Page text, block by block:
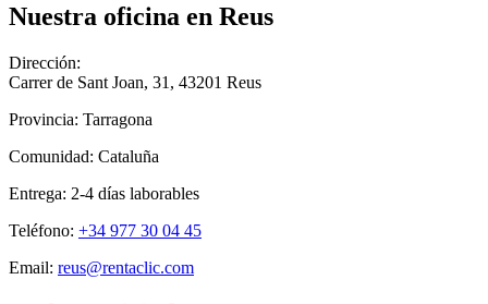
Nuestra oficina en Reus
Dirección:
Carrer de Sant Joan, 31 , 43201 Reus
Provincia: Tarragona
Comunidad: Cataluña
Entrega: 2-4 días laborables
Teléfono: +34 977 30 04 45
Email: reus@rentaclic.com